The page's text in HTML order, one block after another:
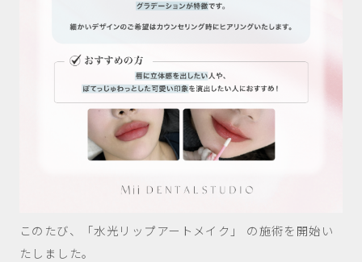
このたび、「水光リップアートメイク」 の施術を開始い
たしました。